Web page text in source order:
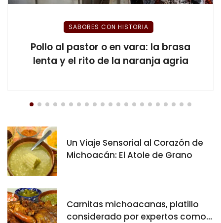
SABORES CON HISTORIA
Pollo al pastor o en vara: la brasa
lenta y el rito de la naranja agria
Un Viaje Sensorial al Corazón de
Michoacán: El Atole de Grano
Carnitas michoacanas, platillo
considerado por expertos como